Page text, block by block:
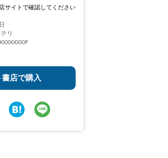
サイトで確認してください
リ
店で購入